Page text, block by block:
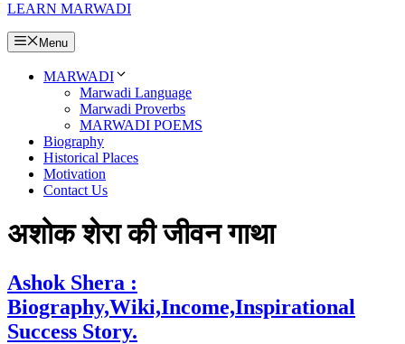
LEARN MARWADI
Menu
MARWADI
Marwadi Language
Marwadi Proverbs
MARWADI POEMS
Biography
Historical Places
Motivation
Contact Us
अशोक शेरा की जीवन गाथा
Ashok Shera :
Biography,Wiki,Income,Inspirational
Success Story.